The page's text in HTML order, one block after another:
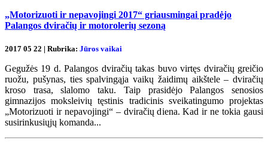
„Motorizuoti ir nepavojingi 2017“ griausmingai pradėjo
Palangos dviračių ir motorolerių sezoną
2017 05 22 | Rubrika: Jūros vaikai
Gegužės 19 d. Palangos dviračių takas buvo virtęs dviračių greičio
ruožu, pušynas, ties spalvingąja vaikų žaidimų aikštele – dviračių
kroso trasa, slalomo taku. Taip prasidėjo Palangos senosios
gimnazijos moksleivių tęstinis tradicinis sveikatingumo projektas
„Motorizuoti ir nepavojingi“ – dviračių diena. Kad ir ne tokia gausi
susirinkusiųjų komanda...